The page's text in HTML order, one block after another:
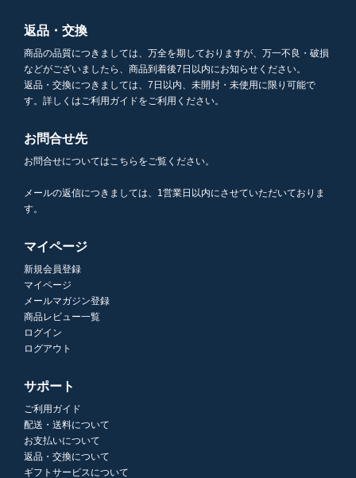
返品・交換
商品の品質につきましては、万全を期しておりますが、万一不良・破損
などがございましたら、商品到着後7日以内にお知らせください。
返品・交換につきましては、7日以内、未開封・未使用に限り可能で
す。詳しくはご利用ガイドをご利用ください。
お問合せ先
お問合せについてはこちらをご覧ください。
メールの返信につきましては、1営業日以内にさせていただいておりま
す。
マイページ
新規会員登録
マイページ
メールマガジン登録
商品レビュー一覧
ログイン
ログアウト
サポート
ご利用ガイド
配送・送料について
お支払いについて
返品・交換について
ギフトサービスについて